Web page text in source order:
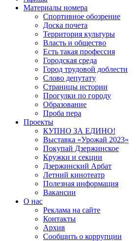
Материалы номера
Спортивное обозрение
Доска почета
Территория культуры
Власть и общество
Есть такая профессия
Городская среда
Город трудовой доблести
Слово депутату
Страницы истории
Прогулки по городу
Образование
Проба пера
Проекты
КУПНО ЗА ЕДИНО!
Выставка «Урожай 2023»
Покупай Дзержинское
Кружки и секции
Дзержинский Арбат
Летний кинотеатр
Полезная информация
Вакансии
О нас
Реклама на сайте
Контакты
Архив
Сообщить о коррупции